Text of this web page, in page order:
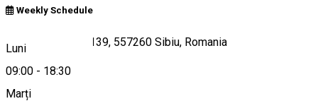
Weekly Schedule
Luni
09:00 - 18:30
Marți
Calea Dumbrăvii 139, 557260 Sibiu, Romania
Hartă